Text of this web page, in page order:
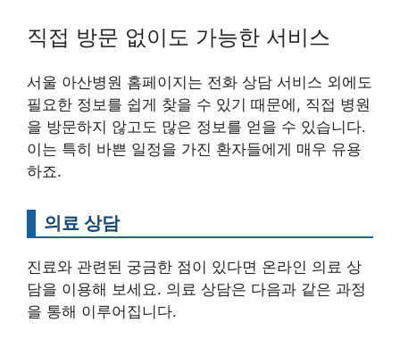
직접 방문 없이도 가능한 서비스
서울 아산병원 홈페이지는 전화 상담 서비스 외에도
필요한 정보를 쉽게 찾을 수 있기 때문에, 직접 병원
을 방문하지 않고도 많은 정보를 얻을 수 있습니다.
이는 특히 바쁜 일정을 가진 환자들에게 매우 유용
하죠.
의료 상담
진료와 관련된 궁금한 점이 있다면 온라인 의료 상
담을 이용해 보세요. 의료 상담은 다음과 같은 과정
을 통해 이루어집니다.